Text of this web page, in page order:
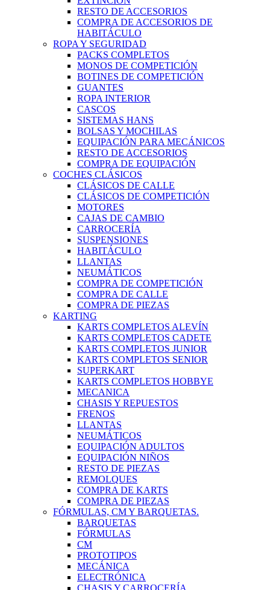
RESTO DE ACCESORIOS
COMPRA DE ACCESORIOS DE
HABITÁCULO
ROPA Y SEGURIDAD
PACKS COMPLETOS
MONOS DE COMPETICIÓN
BOTINES DE COMPETICIÓN
GUANTES
ROPA INTERIOR
CASCOS
SISTEMAS HANS
BOLSAS Y MOCHILAS
EQUIPACIÓN PARA MECÁNICOS
RESTO DE ACCESORIOS
COMPRA DE EQUIPACIÓN
COCHES CLÁSICOS
CLÁSICOS DE CALLE
CLÁSICOS DE COMPETICIÓN
MOTORES
CAJAS DE CAMBIO
CARROCERÍA
SUSPENSIONES
HABITÁCULO
LLANTAS
NEUMÁTICOS
COMPRA DE COMPETICIÓN
COMPRA DE CALLE
COMPRA DE PIEZAS
KARTING
KARTS COMPLETOS ALEVÍN
KARTS COMPLETOS CADETE
KARTS COMPLETOS JUNIOR
KARTS COMPLETOS SENIOR
SUPERKART
KARTS COMPLETOS HOBBYE
MECANICA
CHASIS Y REPUESTOS
FRENOS
LLANTAS
NEUMÁTICOS
EQUIPACIÓN ADULTOS
EQUIPACIÓN NIÑOS
RESTO DE PIEZAS
REMOLQUES
COMPRA DE KARTS
COMPRA DE PIEZAS
FÓRMULAS, CM Y BARQUETAS.
BARQUETAS
FÓRMULAS
CM
PROTOTIPOS
MECÁNICA
ELECTRÓNICA
CHASIS Y CARROCERÍA